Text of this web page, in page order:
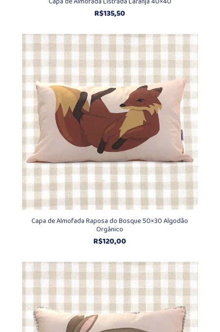
R$135,50
Capa de Almofada Raposa do Bosque 50×30 Algodão
Orgânico
R$120,00